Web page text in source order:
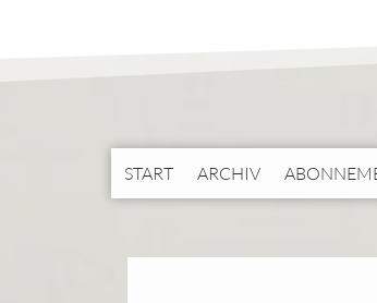
START ARCHIV